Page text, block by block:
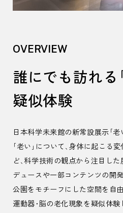
OVERVIEW
誰にでも訪れる
疑似体験
日本科学未来館の新常設展示「老
「老い」について、身体に起こる
ど、科学技術の観点から注目し
デュースや一部コンテンツの開
公園をモチーフにした空間を自由
運動器・脳の老化現象を疑似体